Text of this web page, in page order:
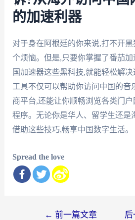
的加速利器
对于身在阿根廷的你来说,打不开
个烦恼。但是,只要你掌握了番茄
国加速器这些黑科技,就能轻松解
工具不仅可以帮助你访问中国的音
商平台,还能让你顺畅浏览各类门
程序。无论你是华人、留学生还是
借助这些技巧,畅享中国数字生活。
Spread the love
← 前一篇文章